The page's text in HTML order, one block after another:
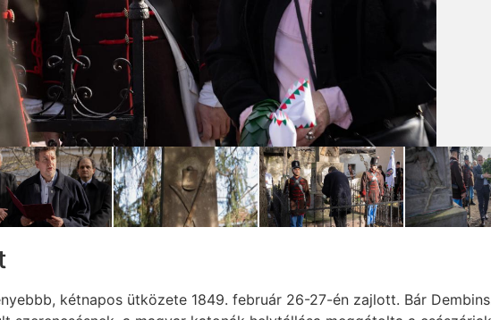
kétnapos ütközete 1849. február 26-27-én zajlott. Bár